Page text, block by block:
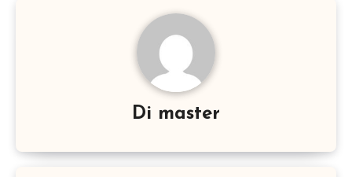
Di master